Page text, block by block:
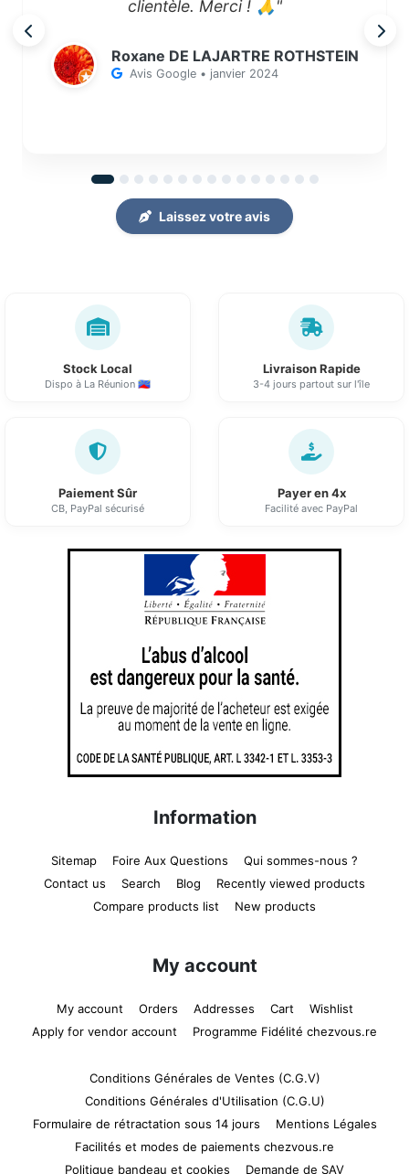
clientèle. Merci ! 🙏"
Roxane DE LAJARTRE ROTHSTEIN
Avis Google • janvier 2024
Laissez votre avis
Stock Local
Dispo à La Réunion 🇷🇪
Livraison Rapide
3-4 jours partout sur l'île
Paiement Sûr
CB, PayPal sécurisé
Payer en 4x
Facilité avec PayPal
Information
Sitemap Foire Aux Questions
Qui sommes-nous ?
Contact us
Search Blog
Recently viewed products
Compare products list
New products
My account
My account Orders Addresses Cart
Wishlist
Apply for vendor account
Programme Fidélité chezvous.re
Conditions Générales de Ventes (C.G.V)
Conditions Générales d'Utilisation (C.G.U)
Formulaire de rétractation sous 14 jours
Mentions Légales
Facilités et modes de paiements chezvous.re
Politique bandeau et cookies
Demande de SAV